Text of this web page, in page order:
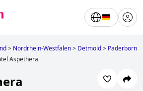
> Nordrhein-Westfalen> Detmold> Paderborn
Aspethera